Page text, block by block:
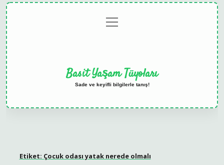
menüyü
aç
Basit Yaşam Tüyoları
Sade ve keyifli bilgilerle tanış!
Etiket: Çocuk odası yatak nerede olmalı